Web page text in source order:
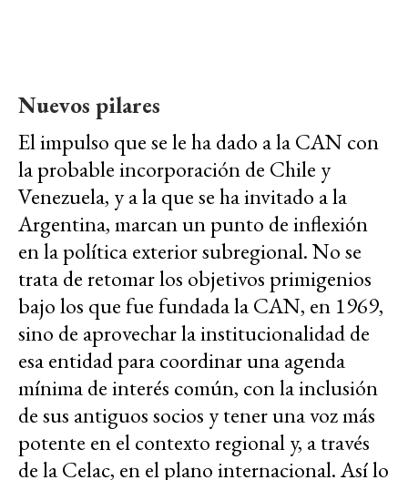
Nuevos pilares
El impulso que se le ha dado a la CAN con
la probable incorporación de Chile y
Venezuela, y a la que se ha invitado a la
Argentina, marcan un punto de inflexión
en la política exterior subregional. No se
trata de retomar los objetivos primigenios
bajo los que fue fundada la CAN, en 1969,
sino de aprovechar la institucionalidad de
esa entidad para coordinar una agenda
mínima de interés común, con la inclusión
de sus antiguos socios y tener una voz más
potente en el contexto regional y, a través
de la Celac, en el plano internacional. Así lo